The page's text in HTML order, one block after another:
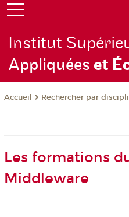
Institut
Appliquéeset
Accueil Rechercher par
Les formations
Middleware